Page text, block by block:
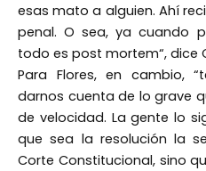
esas mato a alguien. Ahí
penal. O sea, ya cuando
todo es post mortem“, dice
Para Flores, en cambio,
darnos cuenta de lo grave
de velocidad. La gente lo
que sea la resolución la
Corte Constitucional, sino